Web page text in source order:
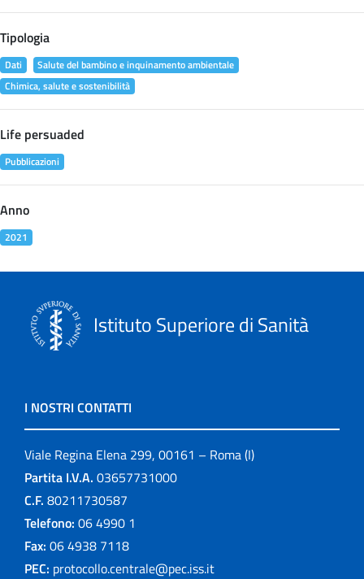
Tipologia
Dati
Salute del bambino e inquinamento ambientale
Chimica, salute e sostenibilità
Life persuaded
Pubblicazioni
Anno
2021
Istituto Superiore di Sanità
I NOSTRI CONTATTI
Viale Regina Elena 299, 00161 – Roma (I)
Partita I.V.A. 03657731000
C.F. 80211730587
Telefono: 06 4990 1
Fax: 06 4938 7118
PEC: protocollo.centrale@pec.iss.it